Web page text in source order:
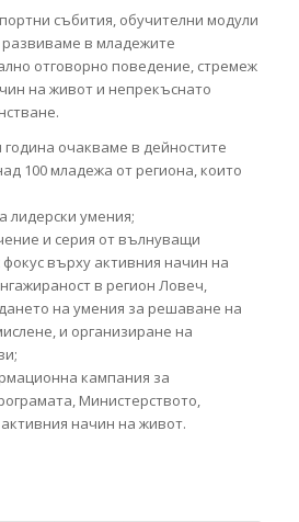
събития, обучителни модули
в младежите
отговорно поведение, стремеж
на живот и непрекъснато
очакваме в дейностите
100 младежа от региона, които
лидерски умения;
и серия от вълнуващи
върху активния начин на
в регион Ловеч,
на умения за решаване на
и организиране на
кампания за
Министерството,
начин на живот.